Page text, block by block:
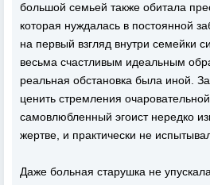
большой семьей также обитала
которая нуждалась в постоянной
на первый взгляд внутри семейки
весьма счастливым идеальным
реальная обстановка была иной.
ценить стремления
самовлюбленный эгоист нередко
жертве, и практически не
Даже больная старушка не